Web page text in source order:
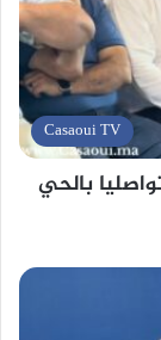
Casaoui TV
بالحي